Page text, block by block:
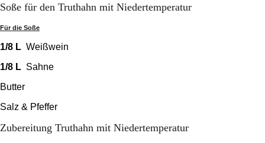
Soße für den Truthahn mit Niedertemperatur
Für die Soße
1/8 L Weißwein
1/8 L Sahne
Butter
Salz & Pfeffer
Zubereitung Truthahn mit Niedertemperatur